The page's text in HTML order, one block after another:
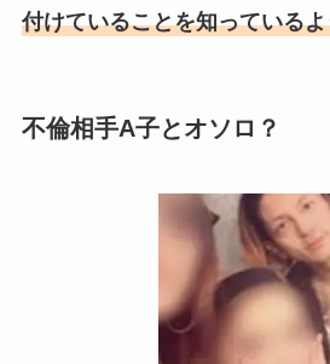
付けていることを知っている
不倫相手A子とオソロ？